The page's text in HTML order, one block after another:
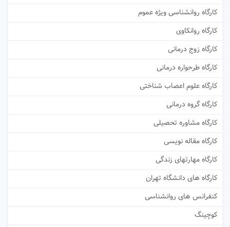
کارگاه روانشناسی ویژه عموم
کارگاه روانکاوی
کارگاه زوج درمانی
کارگاه طرحواره درمانی
کارگاه علوم اعصاب شناختی
کارگاه گروه درمانی
کارگاه مشاوره تحصیلی
کارگاه مقاله نویسی
کارگاه مهارتهای زندگی
کارگاه های دانشگاه تهران
کنفرانس های روانشناسی
کوچینگ